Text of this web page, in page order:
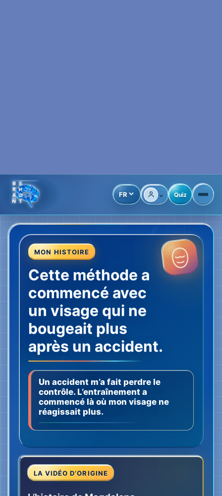
après un accident.
contrôle. L’entraînement a
commencé là où mon visage ne
réagissait plus.
LA VIDÉO D’ORIGINE
L’histoire de Magdalena
entraînement et le retour du mouvement.